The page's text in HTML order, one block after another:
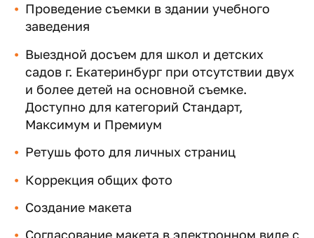
Проведение съемки в здании учебного
заведения
Выездной досъем для школ и детских
садов г. Екатеринбург при отсутствии двух
и более детей на основной съемке.
Доступно для категорий Стандарт,
Максимум и Премиум
Ретушь фото для личных страниц
Коррекция общих фото
Создание макета
Согласование макета в электронном виде с